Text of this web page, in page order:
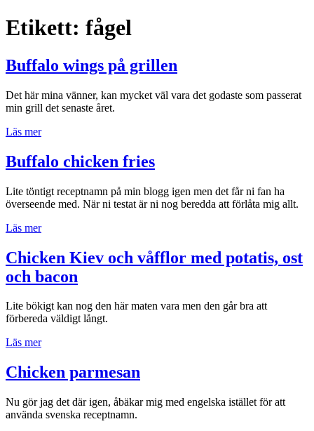
Etikett: fågel
Buffalo wings på grillen
Det här mina vänner, kan mycket väl vara det godaste som passerat
min grill det senaste året.
Läs mer”Buffalo
på
grillen”
Buffalo chicken fries
Lite töntigt receptnamn på min blogg igen men det får ni fan ha
överseende med. När ni testat är ni nog beredda att förlåta mig allt.
Läs mer”Buffalo
fries”
Chicken Kiev och våfflor med potatis, ost
och bacon
Lite bökigt kan nog den här maten vara men den går bra att
förbereda väldigt långt.
Läs mer”Chicken
och
våfflor
potatis,
ost
Chicken parmesan
Nu gör jag det där igen, åbäkar mig med engelska istället för att
använda svenska receptnamn.